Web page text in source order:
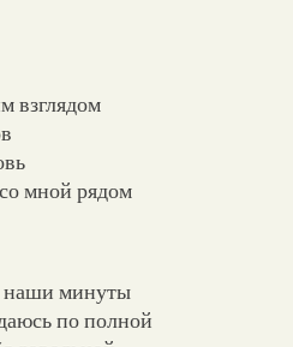
взглядом
мной рядом
наши минуты
по полной